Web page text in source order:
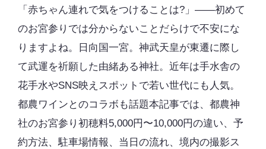
「赤ちゃん連れで気をつけることは?」――初めて
のお宮参りでは分からないことだらけで不安にな
りますよね。日向国一宮。神武天皇が東遷に際し
て武運を祈願した由緒ある神社。近年は手水舎の
花手水やSNS映えスポットで若い世代にも人気。
都農ワインとのコラボも話題本記事では、都農神
社のお宮参り初穂料5,000円〜10,000円の違い、予
約方法、駐車場情報、当日の流れ、境内の撮影ス